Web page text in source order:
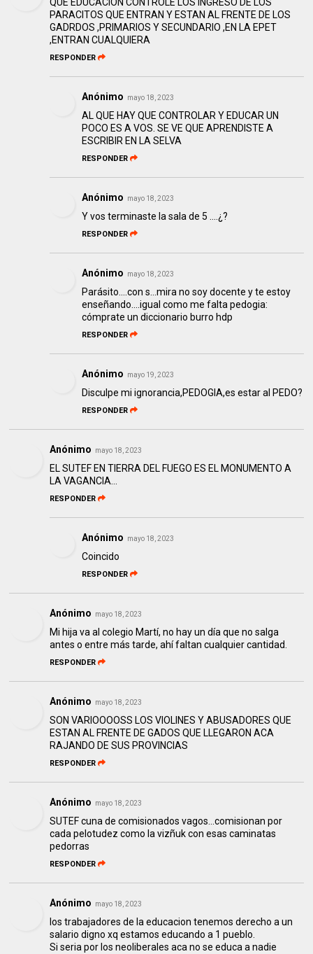
QUE EDUCACION CONTROLE LOS INGRESO DE LOS
PARACITOS QUE ENTRAN Y ESTAN AL FRENTE DE LOS
GADRDOS ,PRIMARIOS Y SECUNDARIO ,EN LA EPET
,ENTRAN CUALQUIERA
RESPONDER
Anónimo mayo 18, 2023
AL QUE HAY QUE CONTROLAR Y EDUCAR UN
POCO ES A VOS. SE VE QUE APRENDISTE A
ESCRIBIR EN LA SELVA
RESPONDER
Anónimo mayo 18, 2023
Y vos terminaste la sala de 5 ....¿?
RESPONDER
Anónimo mayo 18, 2023
Parásito....con s...mira no soy docente y te estoy
enseñando....igual como me falta pedogia:
cómprate un diccionario burro hdp
RESPONDER
Anónimo mayo 19, 2023
Disculpe mi ignorancia,PEDOGIA,es estar al PEDO?
RESPONDER
Anónimo mayo 18, 2023
EL SUTEF EN TIERRA DEL FUEGO ES EL MONUMENTO A
LA VAGANCIA...
RESPONDER
Anónimo mayo 18, 2023
Coincido
RESPONDER
Anónimo mayo 18, 2023
Mi hija va al colegio Martí, no hay un día que no salga
antes o entre más tarde, ahí faltan cualquier cantidad.
RESPONDER
Anónimo mayo 18, 2023
SON VARIOOOOSS LOS VIOLINES Y ABUSADORES QUE
ESTAN AL FRENTE DE GADOS QUE LLEGARON ACA
RAJANDO DE SUS PROVINCIAS
RESPONDER
Anónimo mayo 18, 2023
SUTEF cuna de comisionados vagos...comisionan por
cada pelotudez como la vizñuk con esas caminatas
pedorras
RESPONDER
Anónimo mayo 18, 2023
los trabajadores de la educacion tenemos derecho a un
salario digno xq estamos educando a 1 pueblo.
Si seria por los neoliberales aca no se educa a nadie